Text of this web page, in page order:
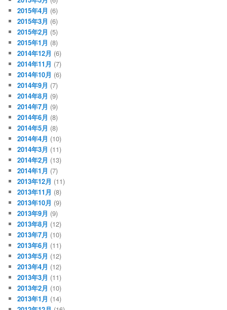
2015年4月 (6)
2015年3月 (6)
2015年2月 (5)
2015年1月 (8)
2014年12月 (6)
2014年11月 (7)
2014年10月 (6)
2014年9月 (7)
2014年8月 (9)
2014年7月 (9)
2014年6月 (8)
2014年5月 (8)
2014年4月 (10)
2014年3月 (11)
2014年2月 (13)
2014年1月 (7)
2013年12月 (11)
2013年11月 (8)
2013年10月 (9)
2013年9月 (9)
2013年8月 (12)
2013年7月 (10)
2013年6月 (11)
2013年5月 (12)
2013年4月 (12)
2013年3月 (11)
2013年2月 (10)
2013年1月 (14)